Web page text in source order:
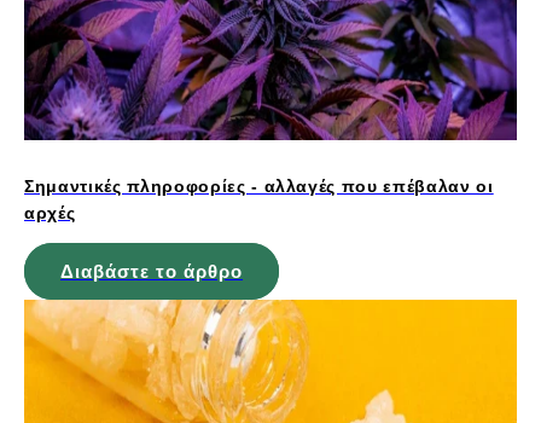
Σημαντικές πληροφορίες - αλλαγές που επέβαλαν οι
αρχές
Διαβάστε το άρθρο